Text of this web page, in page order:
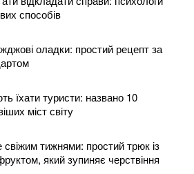
способів
оладки: простий рецепт за
їхати туристи: названо 10
міст світу
свіжим тижнями: простий трюк із
який зупиняє черствіння